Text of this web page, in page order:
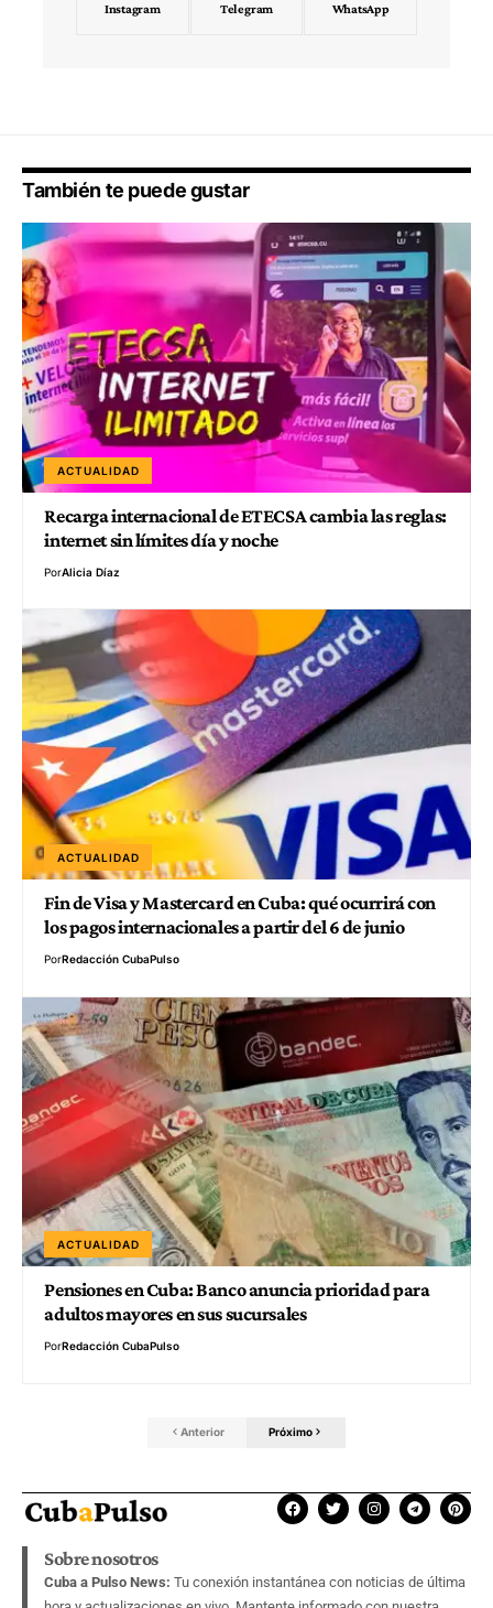
Instagram Telegram WhatsApp
También te puede gustar
ACTUALIDAD
Recarga internacional de ETECSA cambia las reglas:
internet sin límites día y noche
PorAlicia Díaz
ACTUALIDAD
Fin de Visa y Mastercard en Cuba: qué ocurrirá con
los pagos internacionales a partir del 6 de junio
PorRedacción CubaPulso
ACTUALIDAD
Pensiones en Cuba: Banco anuncia prioridad para
adultos mayores en sus sucursales
PorRedacción CubaPulso
Anterior Próximo
Sobre nosotros
Cuba a Pulso News: Tu conexión instantánea con noticias de última